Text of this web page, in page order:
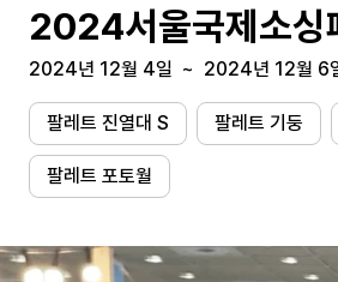
2024서울국제소싱
2024년 12월 4일 ~ 2024년 12월 6
팔레트 진열대 S 팔레트 기둥
팔레트 포토월